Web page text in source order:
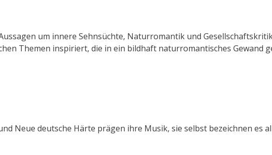
um innere Sehnsüchte, Naturromantik und
Themen inspiriert, die in ein bildhaft naturromantisches Gewand
Neue deutsche Härte prägen ihre Musik, sie selbst bezeichnen es